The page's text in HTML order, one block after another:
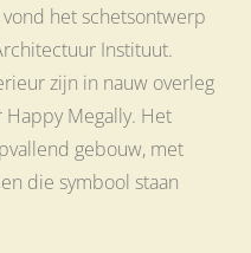
het schetsontwerp
Instituut.
zijn in nauw overleg
Megally. Het
gebouw, met
die symbool staan